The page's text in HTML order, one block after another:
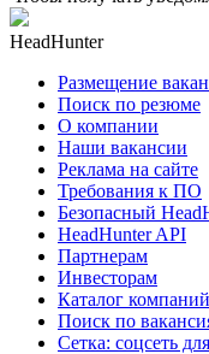
HeadHunter
Размещение
Поиск по резюме
О компании
Наши вакансии
Реклама на сайте
Требования к ПО
Безопасный
HeadHunter API
Партнерам
Инвесторам
Каталог компаний
Поиск по
Сетка: соцсеть